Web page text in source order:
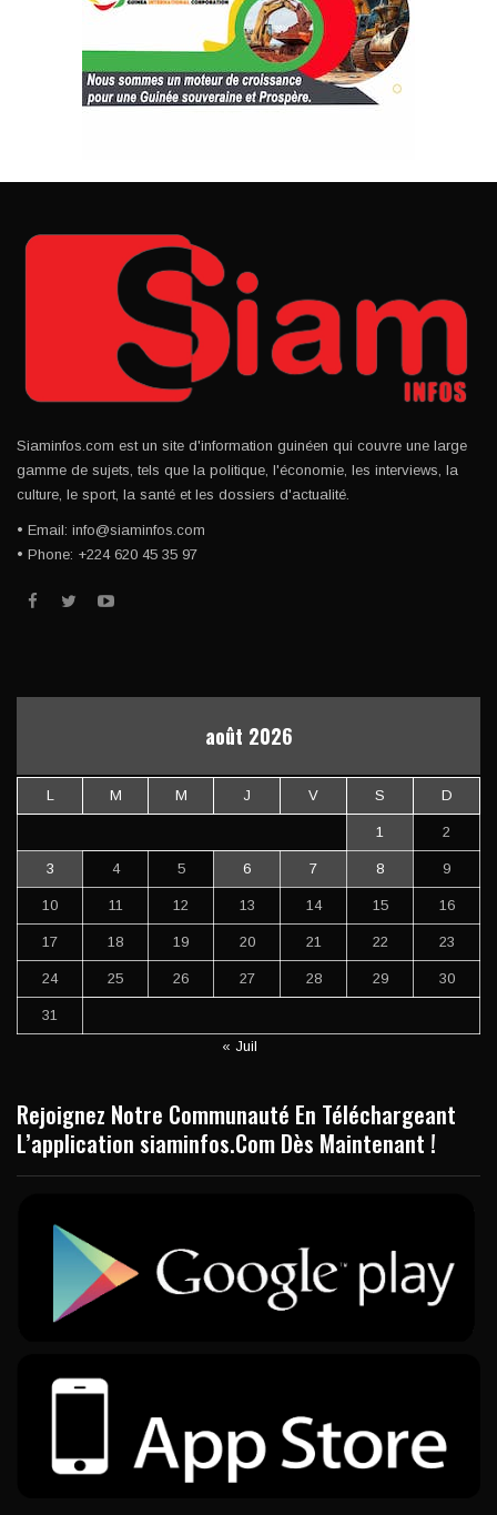
Siaminfos.com est un site d'information guinéen qui couvre une large
gamme de sujets, tels que la politique, l'économie, les interviews, la
culture, le sport, la santé et les dossiers d'actualité.
• Email: info@siaminfos.com
• Phone: +224 620 45 35 97
août 2026
L M M J V S D
1 2
3 4 5 6 7 8 9
10 11 12 13 14 15 16
17 18 19 20 21 22 23
24 25 26 27 28 29 30
31
« Juil
Rejoignez Notre Communauté En Téléchargeant
L’application siaminfos.Com Dès Maintenant !